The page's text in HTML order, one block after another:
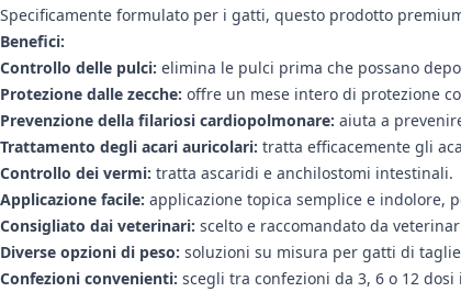
Specificamente formulato per i gatti, questo prodotto
Benefici:
Controllo delle pulci: elimina le pulci prima che possano
Protezione dalle zecche: offre un mese intero di protezione
Prevenzione della filariosi cardiopolmonare: aiuta a
Trattamento degli acari auricolari: tratta efficacemente gli
Controllo dei vermi: tratta ascaridi e anchilostomi intestinali.
Applicazione facile: applicazione topica semplice e indolore,
Consigliato dai veterinari: scelto e raccomandato da
Diverse opzioni di peso: soluzioni su misura per gatti di
Confezioni convenienti: scegli tra confezioni da 3, 6 o 12